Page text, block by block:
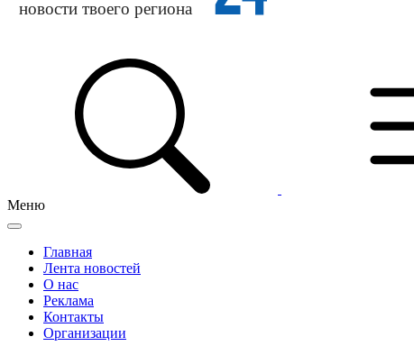
Меню
Главная
Лента новостей
О нас
Реклама
Контакты
Организации